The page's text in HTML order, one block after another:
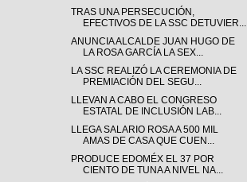
TRAS UNA PERSECUCIÓN,
EFECTIVOS DE LA SSC DETUVIER...
ANUNCIA ALCALDE JUAN HUGO DE
LA ROSA GARCÍA LA SEX...
LA SSC REALIZÓ LA CEREMONIA DE
PREMIACIÓN DEL SEGU...
LLEVAN A CABO EL CONGRESO
ESTATAL DE INCLUSIÓN LAB...
LLEGA SALARIO ROSA A 500 MIL
AMAS DE CASA QUE CUEN...
PRODUCE EDOMÉX EL 37 POR
CIENTO DE TUNA A NIVEL NA...